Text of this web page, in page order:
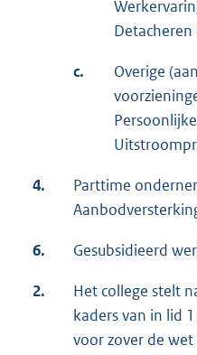
c.
Overige
4.
Parttime
6. Gesubsidieerd
2.
Het college stelt
kaders van in lid
voor zover de